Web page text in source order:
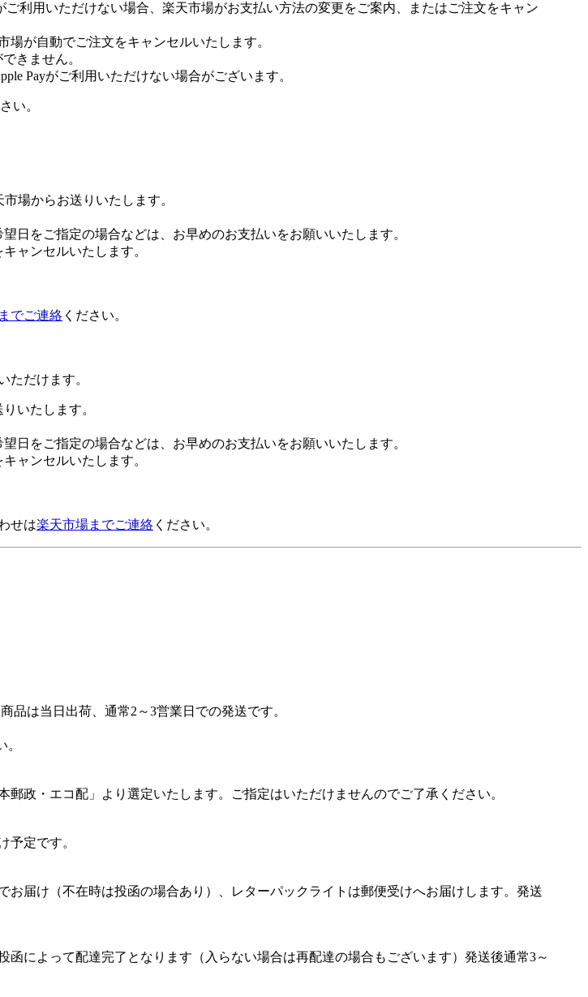
利用いただけない場合、楽天市場がお支払い方法の変更をご案内、またはご注文をキャン
が自動でご注文をキャンセルいたします。
きません。
Payがご利用いただけない場合がございます。
い。
場からお送りいたします。
日をご指定の場合などは、お早めのお支払いをお願いいたします。
ャンセルいたします。
でご連絡 ください。
ただけます。
いたします。
日をご指定の場合などは、お早めのお支払いをお願いいたします。
ャンセルいたします。
せは楽天市場までご連絡 ください。
は当日出荷、通常2～3営業日での発送です。
政・エコ配」より選定いたします。ご指定はいただけませんのでご了承ください。
予定です。
届け（不在時は投函の場合あり）、レターパックライトは郵便受けへお届けします。発送
によって配達完了となります（入らない場合は再配達の場合もございます）発送後通常3～